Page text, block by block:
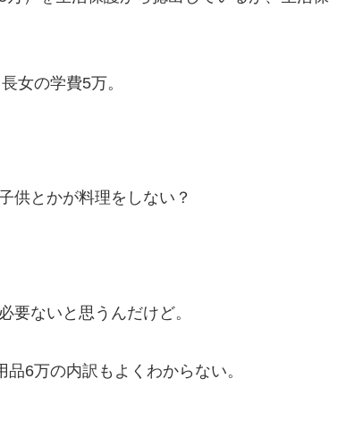
女の学費5万。
供とかが料理をしない？
ないと思うんだけど。
6万の内訳もよくわからない。